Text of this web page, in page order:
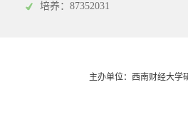
培养：87352031
主办单位：西南财经大